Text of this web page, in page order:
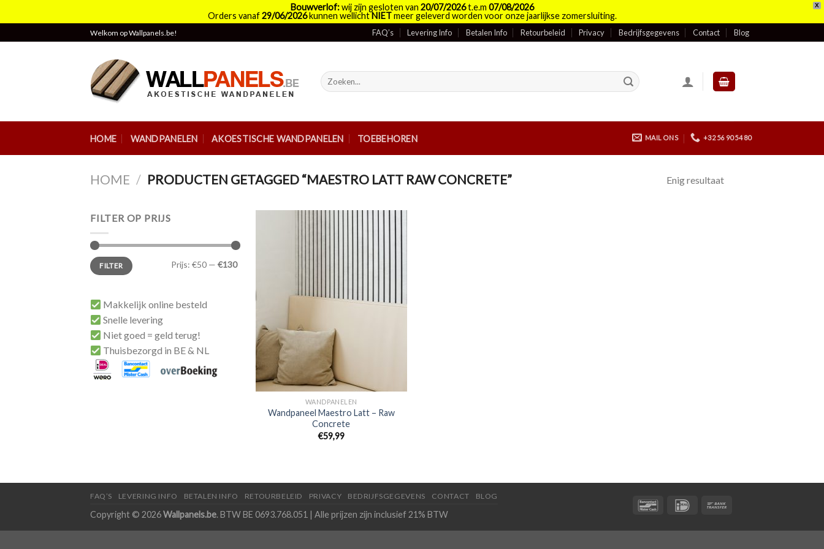
X
Bouwverlof:wij zijn gesloten van 20/07/2026t.e.m 07/08/2026
Orders vanaf29/06/2026kunnen wellichtNIETmeer geleverd worden voor onze jaarlijkse zomersluiting.
to
Welkom op Wallpanels.be! FAQ’s Levering Info Betalen Info Retourbeleid Privacy Bedrijfsgegevens Contact Blog
Zoeken
naar:
HOME WANDPANELEN AKOESTISCHE WANDPANELEN TOEBEHOREN MAIL ONS +32 56 90 54 80
HOME / PRODUCTEN GETAGGED “MAESTRO LATT RAW CONCRETE” Enig resultaat
FILTER OP PRIJS
Min.
prijs
Max.
prijsFILTER Prijs: €50 — €130
Makkelijk online besteld
Snelle levering
Niet goed = geld terug!
Thuisbezorgd in BE & NL
WANDPANELEN
Wandpaneel Maestro Latt – Raw
Concrete
€59,99
FAQ’S LEVERING INFO BETALEN INFO RETOURBELEID PRIVACY BEDRIJFSGEGEVENS CONTACT BLOG
Copyright © 2026Wallpanels.be. BTW BE 0693.768.051 | Alle prijzen zijn inclusief 21% BTW